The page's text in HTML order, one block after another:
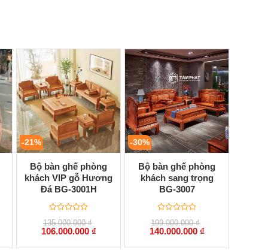
-21%
Bộ bàn ghế phòng
khách VIP gỗ Hương
Đá BG-3001H
Được
xếp
hạng
135.000.000₫
Giá
106.000.000 ₫Giá
-30%
Bộ bàn ghế phòng
khách sang trọng
BG-3007
Được
xếp
hạng
199.000.000₫
Giá
140.000.000 ₫Giá